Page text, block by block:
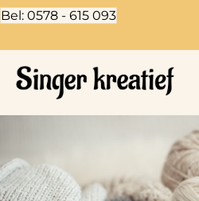
Bel: 0578 - 615 093